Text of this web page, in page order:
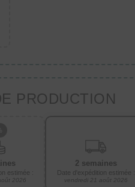
PRODUCTION
estimée :
2026
2 semaines
Date d'expédition estimée :
vendredi 21 août 2026